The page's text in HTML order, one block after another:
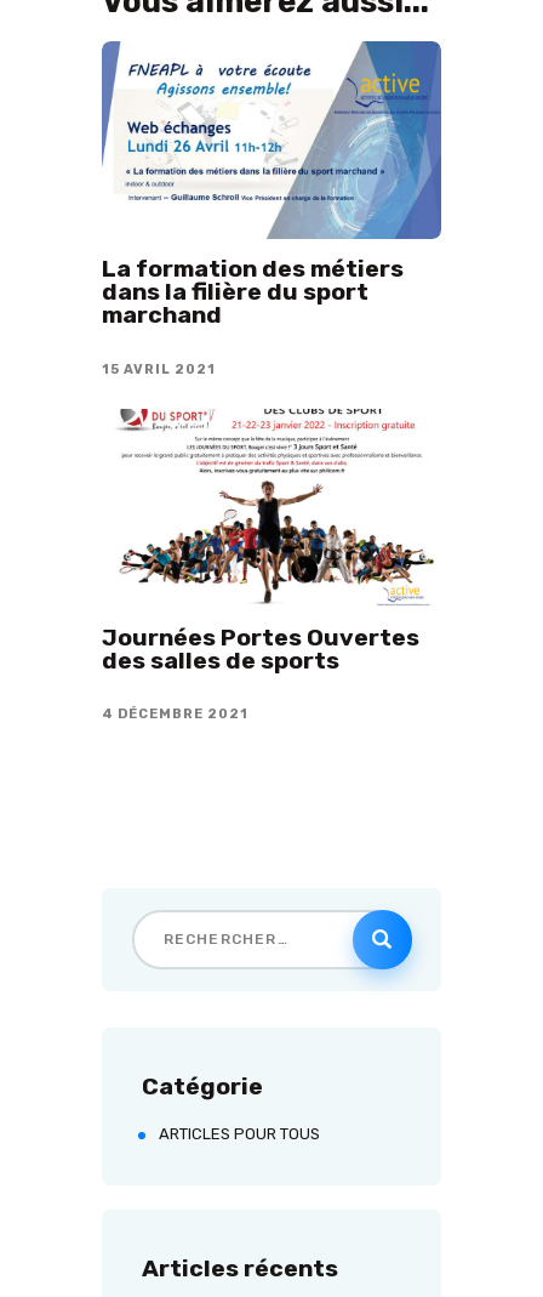
La formation des métiers
dans la filière du sport
marchand
15 AVRIL 2021
Journées Portes Ouvertes
des salles de sports
4 DÉCEMBRE 2021
Catégorie
ARTICLES POUR TOUS
Articles récents